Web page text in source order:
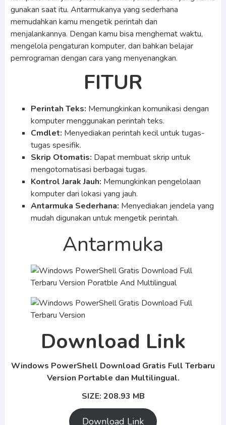
gunakan saat itu. Antarmukanya yang sederhana
memudahkan kamu mengetik perintah dan
menjalankannya. Dengan kamu bisa menghemat waktu,
mengelola pengaturan komputer, dan bahkan belajar
pemrograman dengan cara yang menyenangkan.
FITUR
Perintah Teks: Memungkinkan komunikasi dengan
komputer menggunakan perintah teks.
Cmdlet: Menyediakan perintah kecil untuk tugas-
tugas spesifik.
Skrip Otomatis: Dapat membuat skrip untuk
mengotomatisasi berbagai tugas.
Kontrol Jarak Jauh: Memungkinkan pengelolaan
komputer dari lokasi yang jauh.
Antarmuka Sederhana: Menyediakan jendela yang
mudah digunakan untuk mengetik perintah.
Antarmuka
Download Link
Windows PowerShell Download Gratis Full Terbaru
Version Portable dan Multilingual.
SIZE: 208.93 MB
Download Link